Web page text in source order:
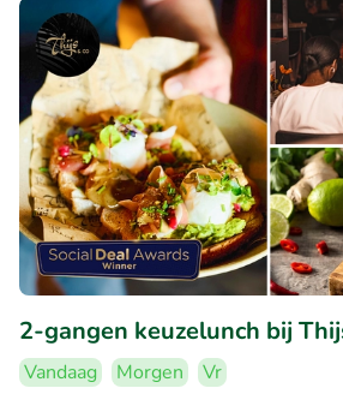
2-gangen keuzelunch bij
Vandaag Morgen
Vr